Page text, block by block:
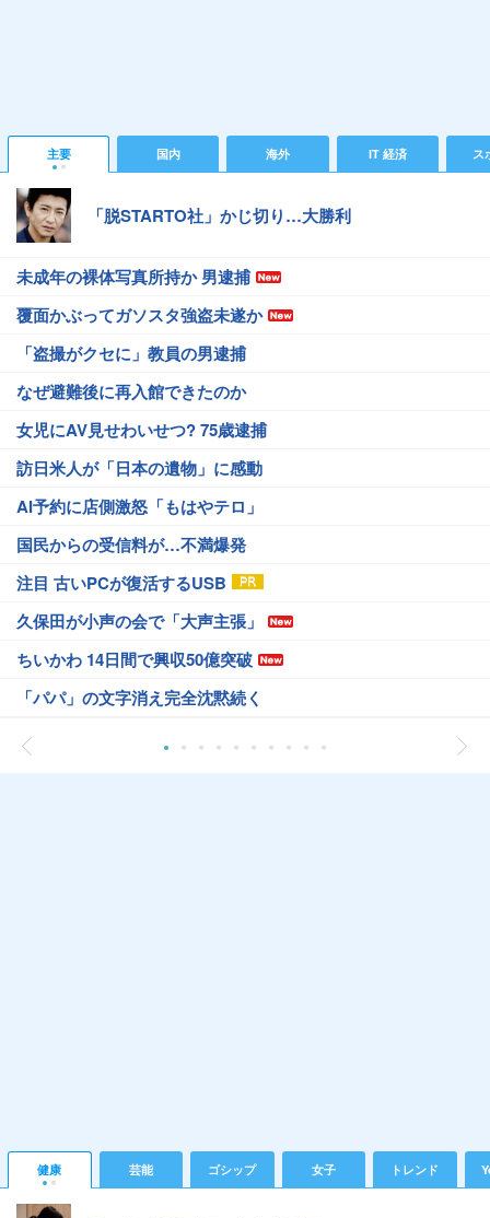
主要 国内 海外 IT 経済 ス
「脱STARTO社」かじ切り…大勝利
未成年の裸体写真所持か 男逮捕
覆面かぶってガソスタ強盗未遂か
「盗撮がクセに」教員の男逮捕
なぜ避難後に再入館できたのか
女児にAV見せわいせつ? 75歳逮捕
訪日米人が「日本の遺物」に感動
AI予約に店側激怒「もはやテロ」
国民からの受信料が…不満爆発
注目 古いPCが復活するUSB
久保田が小声の会で「大声主張」
ちいかわ 14日間で興収50億突破
「パパ」の文字消え完全沈黙続く
健康 芸能 ゴシップ 女子 トレンド